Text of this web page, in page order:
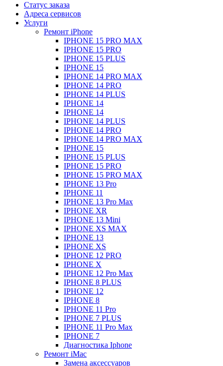
Статус заказа
Адреса сервисов
Услуги
Ремонт iPhone
IPHONE 15 PRO MAX
IPHONE 15 PRO
IPHONE 15 PLUS
IPHONE 15
IPHONE 14 PRO MAX
IPHONE 14 PRO
IPHONE 14 PLUS
IPHONE 14
IPHONE 14
IPHONE 14 PLUS
IPHONE 14 PRO
IPHONE 14 PRO MAX
IPHONE 15
IPHONE 15 PLUS
IPHONE 15 PRO
IPHONE 15 PRO MAX
IPHONE 13 Pro
IPHONE 11
IPHONE 13 Pro Max
IPHONE XR
IPHONE 13 Mini
IPHONE XS MAX
IPHONE 13
IPHONE XS
IPHONE 12 PRO
IPHONE X
IPHONE 12 Pro Max
IPHONE 8 PLUS
IPHONE 12
IPHONE 8
IPHONE 11 Pro
IPHONE 7 PLUS
IPHONE 11 Pro Max
IPHONE 7
Диагностика Iphone
Ремонт iMac
Замена аксессуаров